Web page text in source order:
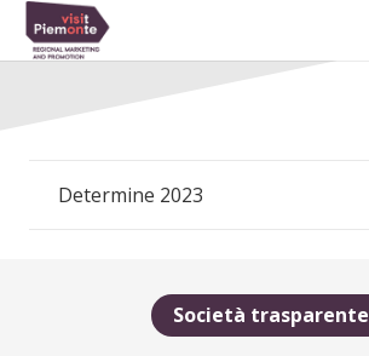
Determine 2023
Società trasparente